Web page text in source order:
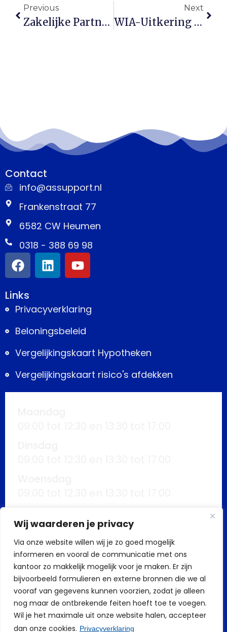
Wij waarderen je privacy
Via onze website willen wij je zo goed mogelijk
informeren en vooral de communicatie met ons
kantoor zo makkelijk mogelijk voor je maken. Er zijn
bijvoorbeeld formulieren en externe bronnen die we al
vooraf van gegevens kunnen voorzien, zodat je alleen
nog maar de ontbrekende feiten hoeft toe te voegen.
Wil je het maximale uit onze website halen, accepteer
dan onze cookies. Privacyverklaring
Previous
Zakelijke Partner Overlijdt? Zo Voorkom Je Financiële Stress Met Een Verzekering
Next
WIA-Uitkering Omlaag, Maar Collectieve Ongevallenverzekering Biedt Steun
Contact
info@assupport.nl
Frankenstraat 77
6582 CW Heumen
0318 - 388 69 98
Links
Privacyverklaring
Beloningsbeleid
Vergelijkingskaart Hypotheken
Vergelijkingskaart risico's afdekken
09:00 tot 12:30 en 13:30 tot 17:00
Vrijdag
09:00 tot 12:30 en 13:30 tot 17:00
Buiten kantoortijden mogelijk op
afspraak